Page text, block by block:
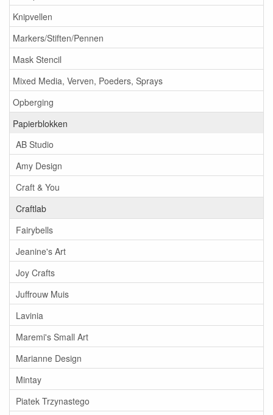
Knipvellen
Markers/Stiften/Pennen
Mask Stencil
Mixed Media, Verven, Poeders, Sprays
Opberging
Papierblokken
AB Studio
Amy Design
Craft & You
Craftlab
Fairybells
Jeanine's Art
Joy Crafts
Juffrouw Muis
Lavinia
Maremi's Small Art
Marianne Design
Mintay
Piatek Trzynastego